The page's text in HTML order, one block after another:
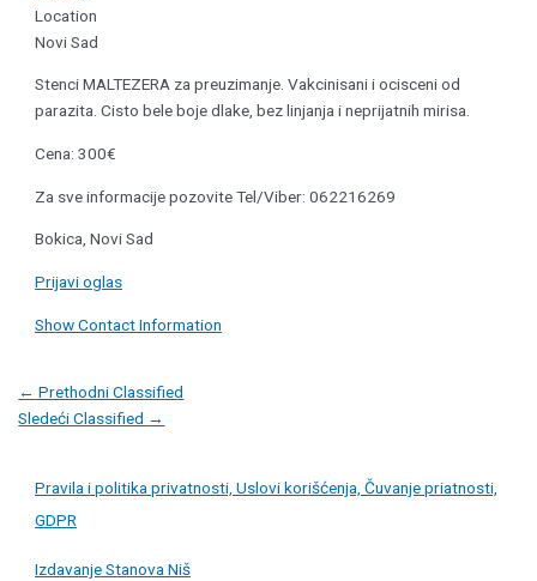
Location
Novi Sad
Stenci MALTEZERA za preuzimanje. Vakcinisani i ocisceni od
parazita. Cisto bele boje dlake, bez linjanja i neprijatnih mirisa.
Cena: 300€
Za sve informacije pozovite Tel/Viber: 062216269
Bokica, Novi Sad
Prijavi oglas
Show Contact Information
Post
navigation
← Prethodni Classified
Sledeći Classified →
Pravila i politika privatnosti, Uslovi korišćenja, Čuvanje priatnosti,
GDPR
Izdavanje Stanova Niš